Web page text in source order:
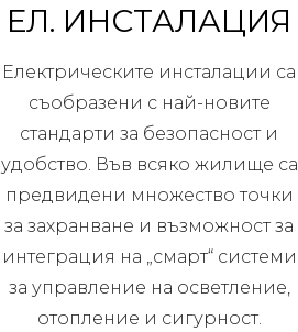
ЕЛ. ИНСТАЛАЦИЯ
Електрическите инсталации са
съобразени с най-новите
стандарти за безопасност и
удобство. Във всяко жилище са
предвидени множество точки
за захранване и възможност за
интеграция на „смарт“ системи
за управление на осветление,
отопление и сигурност.